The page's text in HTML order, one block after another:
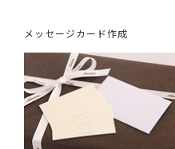
メッセージカード作成